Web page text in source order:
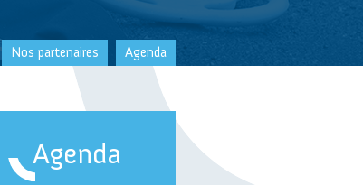
Nos partenaires Agenda
Agenda